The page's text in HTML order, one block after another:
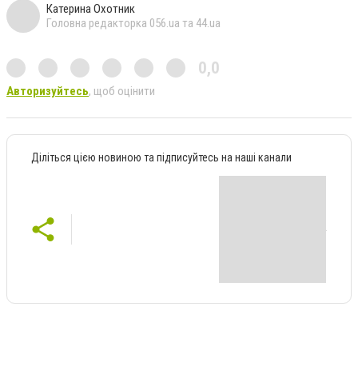
Катерина Охотник
Головна редакторка 056.ua та 44.ua
0,0
Авторизуйтесь, щоб оцінити
Діліться цією новиною та підписуйтесь на наші канали